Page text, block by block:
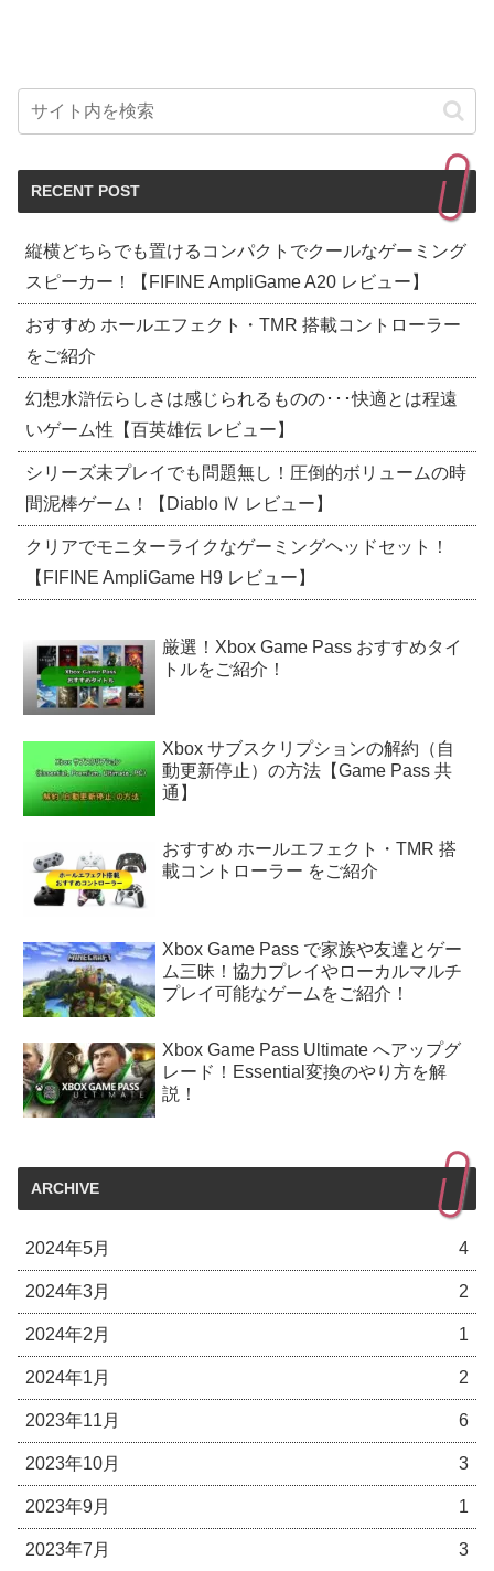
RECENT POST
縦横どちらでも置けるコンパクトでクールなゲーミング
スピーカー！【FIFINE AmpliGame A20 レビュー】
おすすめ ホールエフェクト・TMR 搭載コントローラー
をご紹介
幻想水滸伝らしさは感じられるものの･･･快適とは程遠
いゲーム性【百英雄伝 レビュー】
シリーズ未プレイでも問題無し！圧倒的ボリュームの時
間泥棒ゲーム！【Diablo Ⅳ レビュー】
クリアでモニターライクなゲーミングヘッドセット！
【FIFINE AmpliGame H9 レビュー】
厳選！Xbox Game Pass おすすめタイ
トルをご紹介！
Xbox サブスクリプションの解約（自
動更新停止）の方法【Game Pass 共
通】
おすすめ ホールエフェクト・TMR 搭
載コントローラー をご紹介
Xbox Game Pass で家族や友達とゲー
ム三昧！協力プレイやローカルマルチ
プレイ可能なゲームをご紹介！
Xbox Game Pass Ultimate へアップグ
レード！Essential変換のやり方を解
説！
ARCHIVE
2024年5月 4
2024年3月 2
2024年2月 1
2024年1月 2
2023年11月 6
2023年10月 3
2023年9月 1
2023年7月 3